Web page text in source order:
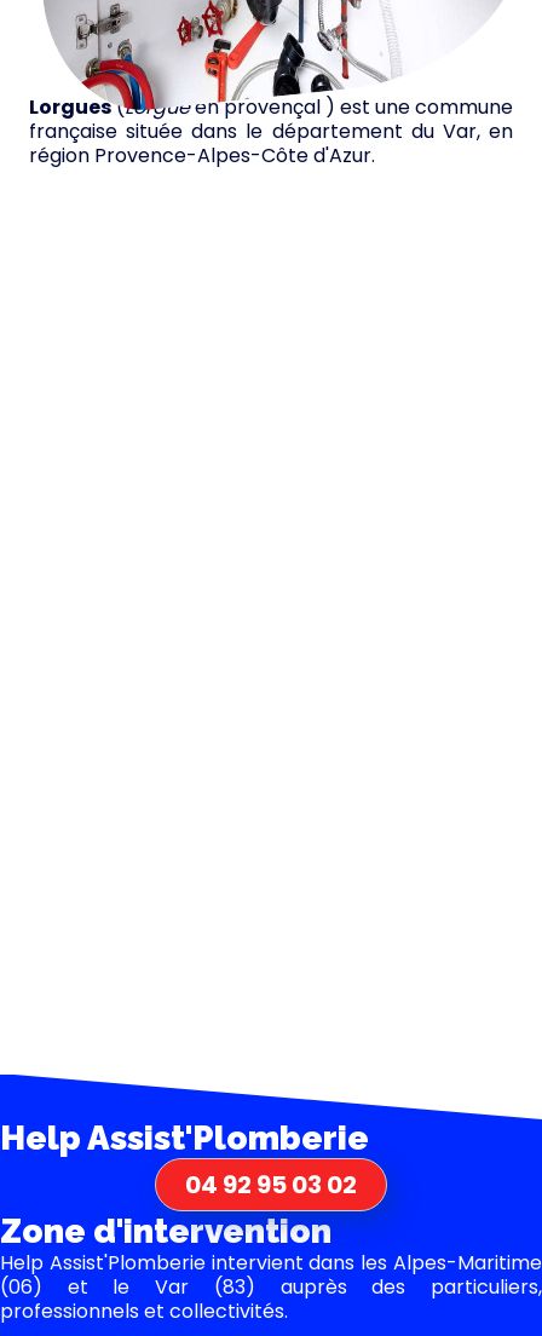
Lorgues(Lòrgueen provençal ) est une commune
française située dans le département du Var, en
région Provence-Alpes-Côte d'Azur.
Help Assist'Plomberie
04 92 95 03 02
Zone d'intervention
Help Assist'Plomberie intervient dans les Alpes-Maritime
(06) et le Var (83) auprès des particuliers,
professionnels et collectivités.